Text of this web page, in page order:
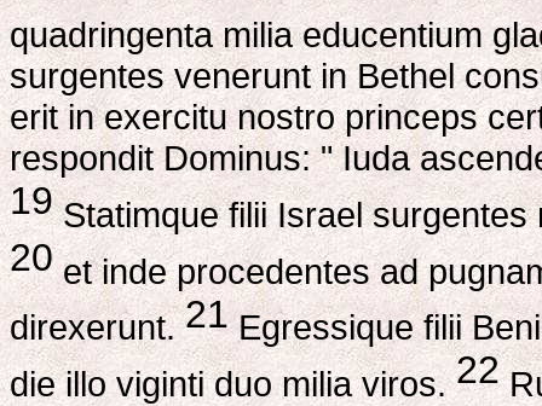
quadringenta milia educentium
surgentes venerunt in Bethel
erit in exercitu nostro princeps
respondit Dominus: " Iuda
19Statimque filii Israel
20et inde procedentes ad
direxerunt.21Egressique filii
die illo viginti duo milia viros.22